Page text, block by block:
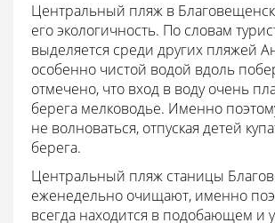
Центральный пляж в
его экологичность. По словам
выделяется среди других пляжей
особенно чистой водой вдоль
отмечено, что вход в воду очень
берега мелководье. Именно
не волноваться, отпуская детей
берега.
Центральный пляж станицы
еженедельно очищают, именно
всегда находится в подобающем и